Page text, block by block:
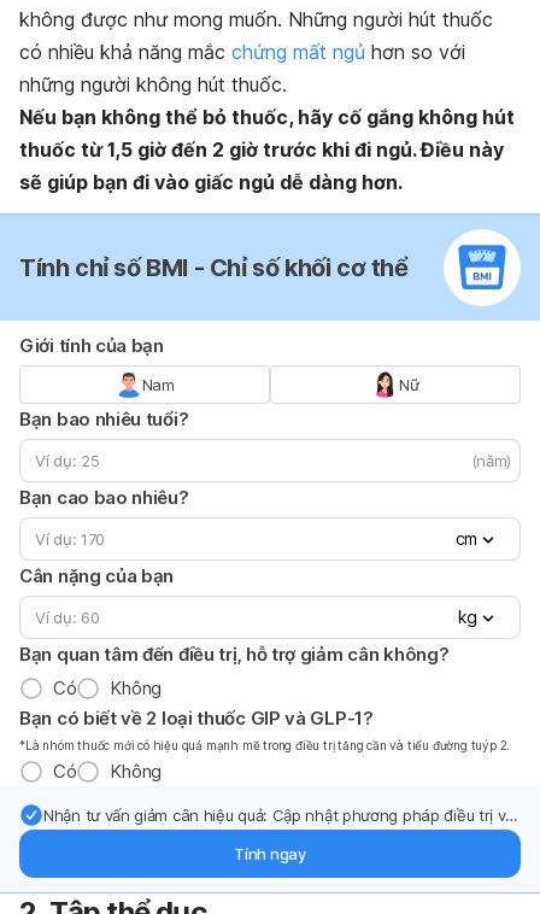
không được như mong muốn. Những người hút thuốc
có nhiều khả năng mắc chứng mất ngủ hơn so với
những người không hút thuốc.
Nếu bạn không thể bỏ thuốc, hãy cố gắng không hút
thuốc từ 1,5 giờ đến 2 giờ trước khi đi ngủ. Điều này
sẽ giúp bạn đi vào giấc ngủ dễ dàng hơn.
Tính chỉ số BMI - Chỉ số khối cơ thể
Giới tính của bạn
Nam Nữ
Bạn bao nhiêu tuổi?
(năm)
Bạn cao bao nhiêu?
cm
Cân nặng của bạn
kg
Bạn quan tâm đến điều trị, hỗ trợ giảm cân không?
Có
Không
Bạn có biết về 2 loại thuốc GIP và GLP-1?
*Là nhóm thuốc mới có hiệu quả mạnh mẽ trong điều trị tăng cần và tiểu đường tuýp 2.
Có Không
Nhận tư vấn giảm cân hiệu quả: Cập nhật phương pháp điều trị và
Tính ngay